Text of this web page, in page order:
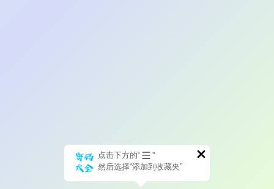
点击下方的“
”
然后选择“添加到收藏夹”